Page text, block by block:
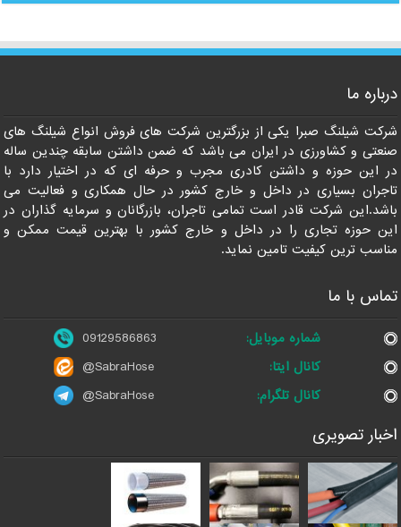
درباره ما
شرکت شیلنگ صبرا یکی از بزرگترین شرکت های فروش انواع شیلنگ های
صنعتی و کشاورزی در ایران می باشد که ضمن داشتن سابقه چندین ساله
در این حوزه و داشتن کادری مجرب و حرفه ای که در اختیار دارد با
تاجران بسیاری در داخل و خارج کشور در حال همکاری و فعالیت می
باشد.این شرکت قادر است تمامی تاجران، بازرگانان و سرمایه گذاران در
این حوزه تجاری را در داخل و خارج کشور با بهترین قیمت ممکن و
مناسب ترین کیفیت تامین نماید.
تماس با ما
شماره موبایل:
09129586863
کانال ایتا:
@SabraHose
کانال تلگرام:
@SabraHose
اخبار تصویری
09129586863